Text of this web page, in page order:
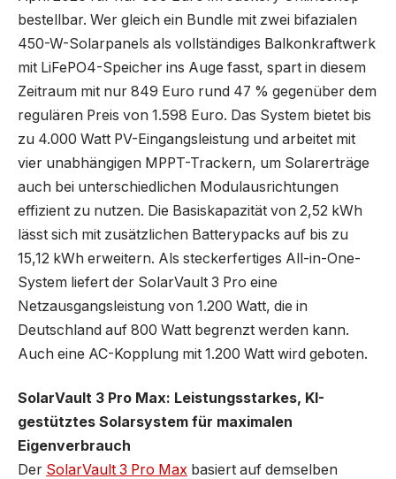
bestellbar. Wer gleich ein Bundle mit zwei bifazialen
450-W-Solarpanels als vollständiges Balkonkraftwerk
mit LiFePO4-Speicher ins Auge fasst, spart in diesem
Zeitraum mit nur 849 Euro rund 47 % gegenüber dem
regulären Preis von 1.598 Euro. Das System bietet bis
zu 4.000 Watt PV-Eingangsleistung und arbeitet mit
vier unabhängigen MPPT-Trackern, um Solarerträge
auch bei unterschiedlichen Modulausrichtungen
effizient zu nutzen. Die Basiskapazität von 2,52 kWh
lässt sich mit zusätzlichen Batterypacks auf bis zu
15,12 kWh erweitern. Als steckerfertiges All-in-One-
System liefert der SolarVault 3 Pro eine
Netzausgangsleistung von 1.200 Watt, die in
Deutschland auf 800 Watt begrenzt werden kann.
Auch eine AC-Kopplung mit 1.200 Watt wird geboten.
SolarVault 3 Pro Max: Leistungsstarkes, KI-
gestütztes Solarsystem für maximalen
Eigenverbrauch
Der SolarVault 3 Pro Max basiert auf demselben